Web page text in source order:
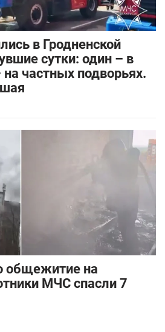
в Гродненской
сутки: один – в
частных подворьях.
общежитие на
МЧС спасли 7